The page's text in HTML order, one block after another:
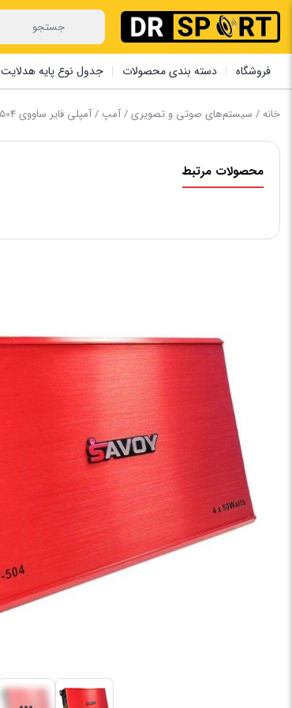
فروشگاه دسته بندی محصولات جدول نوع پایه هدلایت
خانه/ سیستم‌های صوتی و تصویری/آمپ / آمپلی فایر ‏ساووی 504
محصولات مرتبط